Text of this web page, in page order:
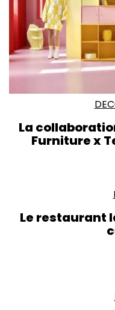
La
Furniture x
Le restaurant